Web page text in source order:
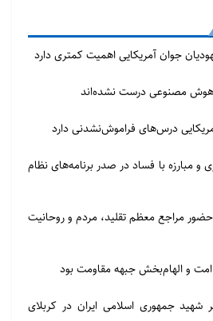
جوان آمریکایی اهمیت کمتری دارد
هوش مصنوعی درست نشده‌اند
درس‌های فراموش‌نشدنی دارد
مبارزه با فساد در صدر برنامه‌های نظام
حضور مراجع معظم تقلید، مردم و روحانیت
و الهام‌بخش جبهه مقاومت بود
شهید جمهوری اسلامی ایران در کربلای